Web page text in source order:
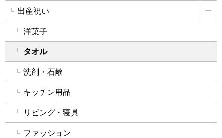
出産祝い
洋菓子
タオル
洗剤・石鹸
キッチン用品
リビング・寝具
ファッション